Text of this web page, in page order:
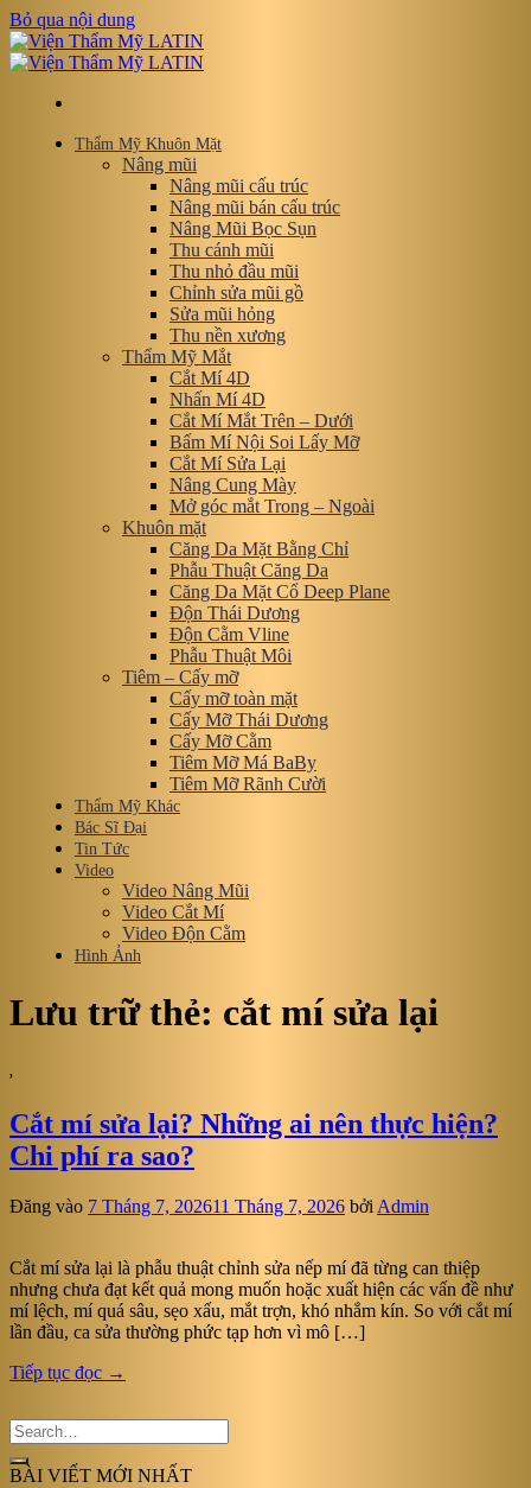
Bỏ qua nội dung
Thẩm Mỹ Khuôn Mặt
Nâng mũi
Nâng mũi cấu trúc
Nâng mũi bán cấu trúc
Nâng Mũi Bọc Sụn
Thu cánh mũi
Thu nhỏ đầu mũi
Chỉnh sửa mũi gồ
Sửa mũi hỏng
Thu nền xương
Thẩm Mỹ Mắt
Cắt Mí 4D
Nhấn Mí 4D
Cắt Mí Mắt Trên – Dưới
Bấm Mí Nội Soi Lấy Mỡ
Cắt Mí Sửa Lại
Nâng Cung Mày
Mở góc mắt Trong – Ngoài
Khuôn mặt
Căng Da Mặt Bằng Chỉ
Phẫu Thuật Căng Da
Căng Da Mặt Cổ Deep Plane
Độn Thái Dương
Độn Cằm Vline
Phẫu Thuật Môi
Tiêm – Cấy mỡ
Cấy mỡ toàn mặt
Cấy Mỡ Thái Dương
Cấy Mỡ Cằm
Tiêm Mỡ Má BaBy
Tiêm Mỡ Rãnh Cười
Thẩm Mỹ Khác
Bác Sĩ Đại
Tin Tức
Video
Video Nâng Mũi
Video Cắt Mí
Video Độn Cằm
Hình Ảnh
Lưu trữ thẻ: cắt mí sửa lại
,
Cắt mí sửa lại? Những ai nên thực hiện?
Chi phí ra sao?
Đăng vào 7 Tháng 7, 202611 Tháng 7, 2026 bởi Admin
Cắt mí sửa lại là phẫu thuật chỉnh sửa nếp mí đã từng can thiệp
nhưng chưa đạt kết quả mong muốn hoặc xuất hiện các vấn đề như
mí lệch, mí quá sâu, sẹo xấu, mắt trợn, khó nhắm kín. So với cắt mí
lần đầu, ca sửa thường phức tạp hơn vì mô […]
Tiếp tục đọc →
BÀI VIẾT MỚI NHẤT